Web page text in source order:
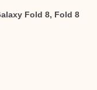
Fold 8, Fold 8